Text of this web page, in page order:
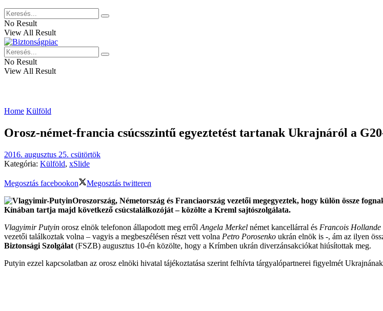
No Result
View All Result
No Result
View All Result
Home Külföld
Orosz-német-francia csúcsszintű egyeztetést tartanak Ukrajnáról a
2016. augusztus 25. csütörtök
Kategória: Külföld, xSlide
Megosztás facebookon
Megosztás twitteren
Oroszország, Németország és Franciaország vezetői megegyeztek, hogy külön össze
Kínában tartja majd következő csúcstalálkozóját – közölte a Kreml sajtószolgálata.
Vlagyimir Putyin orosz elnök telefonon állapodott meg erről Angela Merkel német kancellárral és Francois Hollande
vezetői találkoztak volna – vagyis a megbeszélésen részt vett volna Petro Porosenko ukrán elnök is -, ám az ilyen
Biztonsági Szolgálat (FSZB) augusztus 10-én közölte, hogy a Krímben ukrán diverzánsakciókat hiúsítottak meg.
Putyin ezzel kapcsolatban az orosz elnöki hivatal tájékoztatása szerint felhívta tárgyalópartnerei figyelmét